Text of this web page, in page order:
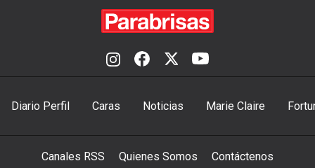
Diario Perfil Caras Noticias Marie Claire
Canales RSS Quienes Somos Contáctenos